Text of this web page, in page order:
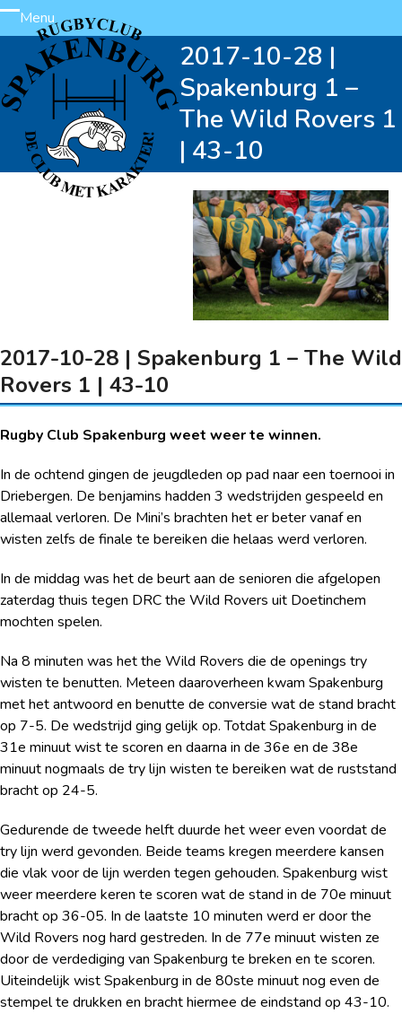
Skip
to
content
Menu
Open
mobile
menu
Close
mobile
menu
2017-10-28 |
Spakenburg 1 –
The Wild Rovers 1
| 43-10
2017-10-28 | Spakenburg 1 – The Wild
Rovers 1 | 43-10
Rugby Club Spakenburg weet weer te winnen.
In de ochtend gingen de jeugdleden op pad naar een toernooi in
Driebergen. De benjamins hadden 3 wedstrijden gespeeld en
allemaal verloren. De Mini’s brachten het er beter vanaf en
wisten zelfs de finale te bereiken die helaas werd verloren.
In de middag was het de beurt aan de senioren die afgelopen
zaterdag thuis tegen DRC the Wild Rovers uit Doetinchem
mochten spelen.
Na 8 minuten was het the Wild Rovers die de openings try
wisten te benutten. Meteen daaroverheen kwam Spakenburg
met het antwoord en benutte de conversie wat de stand bracht
op 7-5. De wedstrijd ging gelijk op. Totdat Spakenburg in de
31e minuut wist te scoren en daarna in de 36e en de 38e
minuut nogmaals de try lijn wisten te bereiken wat de ruststand
bracht op 24-5.
Gedurende de tweede helft duurde het weer even voordat de
try lijn werd gevonden. Beide teams kregen meerdere kansen
die vlak voor de lijn werden tegen gehouden. Spakenburg wist
weer meerdere keren te scoren wat de stand in de 70e minuut
bracht op 36-05. In de laatste 10 minuten werd er door the
Wild Rovers nog hard gestreden. In de 77e minuut wisten ze
door de verdediging van Spakenburg te breken en te scoren.
Uiteindelijk wist Spakenburg in de 80ste minuut nog even de
stempel te drukken en bracht hiermee de eindstand op 43-10.